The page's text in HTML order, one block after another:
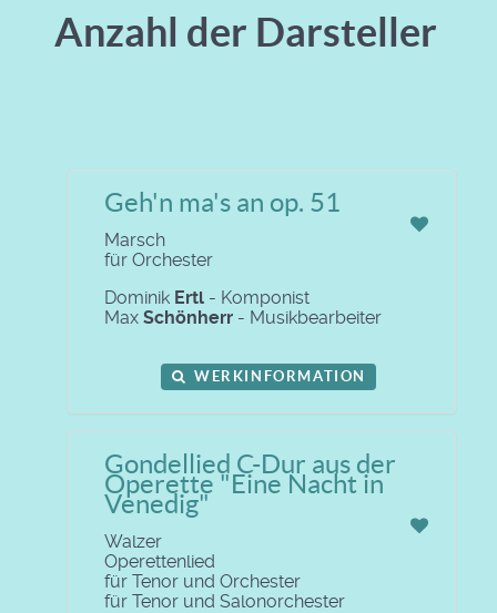
Anzahl der Darsteller
Geh'n ma's an op. 51
Marsch
für Orchester
Dominik Ertl - Komponist
Max Schönherr - Musikbearbeiter
WERKINFORMATION
Gondellied C-Dur aus der
Operette "Eine Nacht in
Venedig"
Walzer
Operettenlied
für Tenor und Orchester
für Tenor und Salonorchester